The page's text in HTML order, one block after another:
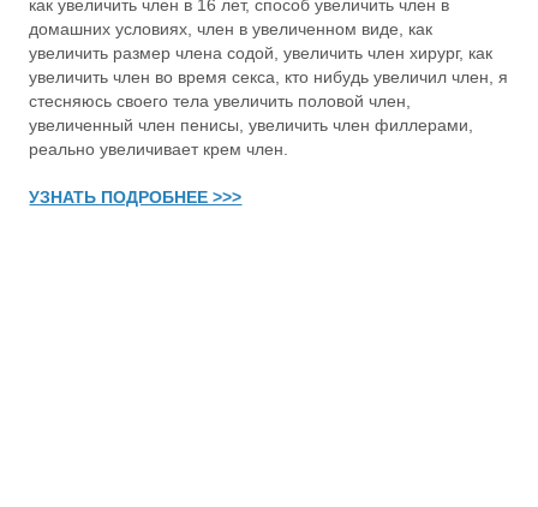
как увеличить член в 16 лет, способ увеличить член в
домашних условиях, член в увеличенном виде, как
увеличить размер члена содой, увеличить член хирург, как
увеличить член во время секса, кто нибудь увеличил член, я
стесняюсь своего тела увеличить половой член,
увеличенный член пенисы, увеличить член филлерами,
реально увеличивает крем член.
УЗНАТЬ ПОДРОБНЕЕ >>>